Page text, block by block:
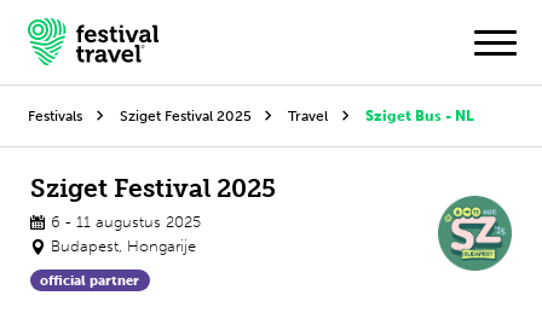
Festivals
Travel
Inspiratie
Festivals Sziget Festival 2025 Travel Sziget Bus - NL
Sziget Festival 2025
official partner
6 - 11 augustus 2025
Budapest, Hongarije